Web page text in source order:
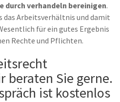
durch verhandeln bereinigen.
das Arbeitsverhältnis und damit
für ein gutes Ergebnis
Rechte und Pflichten.
beraten Sie gerne.
ist kostenlos